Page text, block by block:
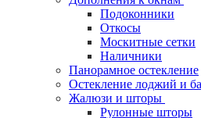
Подоконники
Откосы
Москитные сетки
Наличники
Панорамное остекление
Остекление лоджий и
Жалюзи и шторы
Рулонные шторы